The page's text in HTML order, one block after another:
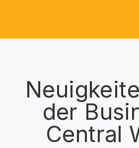
der
Central